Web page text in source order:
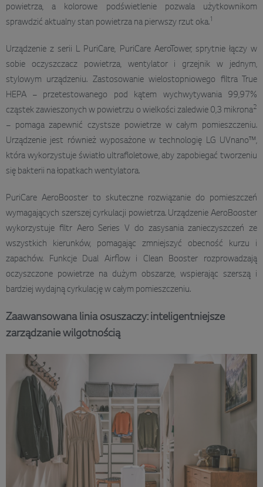
powietrza, a kolorowe podświetlenie pozwala użytkownikom
sprawdzić aktualny stan powietrza na pierwszy rzut oka.1
Urządzenie z serii L PuriCare, PuriCare AeroTower, sprytnie łączy w
sobie oczyszczacz powietrza, wentylator i grzejnik w jednym,
stylowym urządzeniu. Zastosowanie wielostopniowego filtra True
HEPA – przetestowanego pod kątem wychwytywania 99,97%
cząstek zawieszonych w powietrzu o wielkości zaledwie 0,3 mikrona2
– pomaga zapewnić czystsze powietrze w całym pomieszczeniu.
Urządzenie jest również wyposażone w technologię LG UVnano™,
która wykorzystuje światło ultrafioletowe, aby zapobiegać tworzeniu
się bakterii na łopatkach wentylatora.
PuriCare AeroBooster to skuteczne rozwiązanie do pomieszczeń
wymagających szerszej cyrkulacji powietrza. Urządzenie AeroBooster
wykorzystuje filtr Aero Series V do zasysania zanieczyszczeń ze
wszystkich kierunków, pomagając zmniejszyć obecność kurzu i
zapachów. Funkcje Dual Airflow i Clean Booster rozprowadzają
oczyszczone powietrze na dużym obszarze, wspierając szerszą i
bardziej wydajną cyrkulację w całym pomieszczeniu.
Zaawansowana linia osuszaczy: inteligentniejsze
zarządzanie wilgotnością